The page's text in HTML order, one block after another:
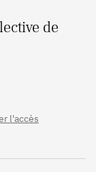
de
l'accès